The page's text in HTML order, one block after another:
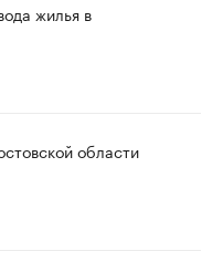
жилья в
области